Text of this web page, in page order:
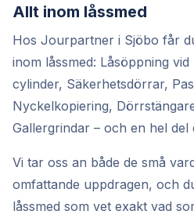
Allt inom låssmed
Hos Jourpartner i Sjöbo får
inom låssmed: Låsöppning
cylinder, Säkerhetsdörrar,
Nyckelkopiering,
Gallergrindar – och en hel del
Vi tar oss an både de små
omfattande uppdragen, och
låssmed som vet exakt vad